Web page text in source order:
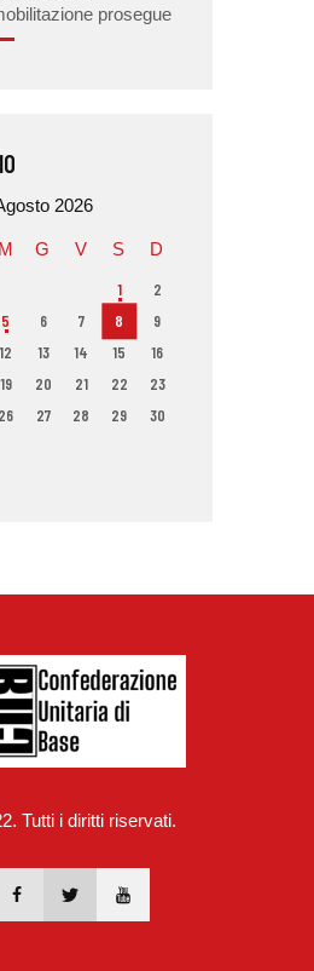
prosegue
2026
M G V S D
1
2
5 6 7 8
9
12 13 14 15
16
19 20 21 22
23
26 27 28 29
30
Tutti i diritti riservati.